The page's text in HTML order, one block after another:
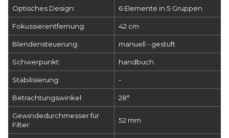
Optisches Design: 6 Elemente in 5 Gruppen
Fokussierentfernung: 42 cm
Blendensteuerung: manuell - gestuft
Schwerpunkt: handbuch
Stabilisierung: -
Betrachtungswinkel: 28°
Gewindedurchmesser für
Filter:
52 mm